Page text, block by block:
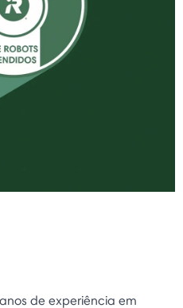
de experiência em